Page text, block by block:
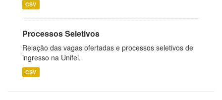
CSV
Processos Seletivos
Relação das vagas ofertadas e processos seletivos de
ingresso na Unifei.
CSV